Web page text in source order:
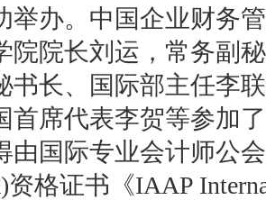
举办。中国企业财务
院院长刘运，常务副
书长、国际部主任李
首席代表李贺等参加
由国际专业会计师公
格证书《IAAP